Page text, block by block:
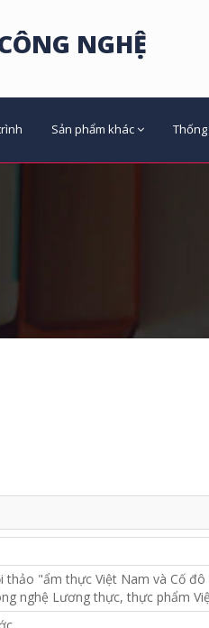
NGHỆ
Sản phẩm khác
thảo "ẩm thực Việt Nam và Cố
nghệ Lương thực, thực phẩm